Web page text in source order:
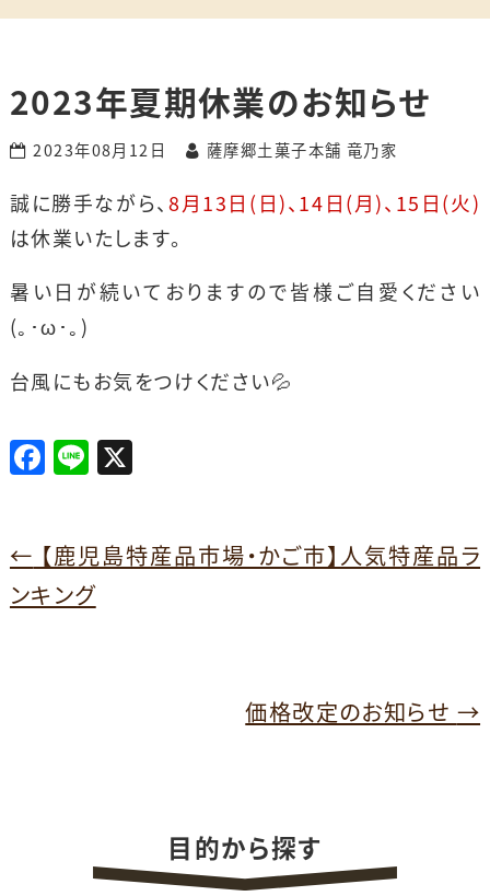
2023年夏期休業のお知らせ
2023年08月12日 薩摩郷土菓子本舗 竜乃家
誠に勝手ながら、8月13日(日)、14日(月)、15日(火)
は休業いたします。
暑い日が続いておりますので皆様ご自愛ください
(｡･ω･｡)
台風にもお気をつけください💦
F
a
e
b
Li
n
X
← 【鹿児島特産品市場・かご市】人気特産品ラ
ンキング
価格改定のお知らせ →
目的から探す